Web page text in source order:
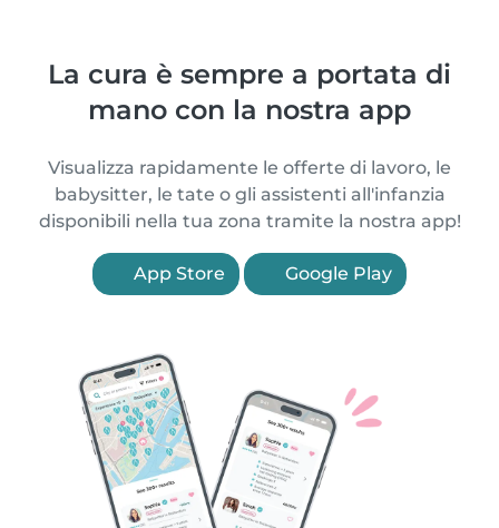
La cura è sempre a portata di
mano con la nostra app
Visualizza rapidamente le offerte di lavoro, le
babysitter, le tate o gli assistenti all'infanzia
disponibili nella tua zona tramite la nostra app!
App Store Google Play